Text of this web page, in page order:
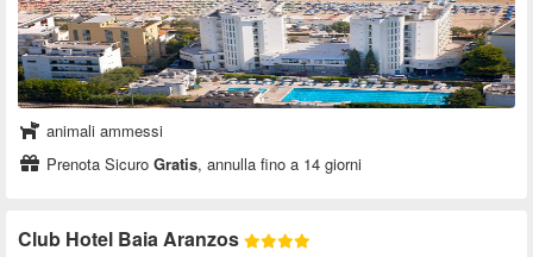
animali ammessi
Prenota Sicuro Gratis, annulla fino a 14 giorni
Club Hotel Baia Aranzos